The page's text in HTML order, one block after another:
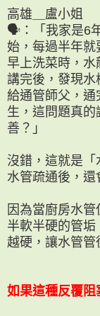
高雄＿盧小姐
🗣：「我家是6
始，每過半年就
早上洗菜時，水
講完後，發現水
給通管師父，
生，這問題真
善？」
沒錯，這就是
水管疏通後，還
因為當廚房水
半軟半硬的管
越硬，讓水管管
如果這種反覆阻